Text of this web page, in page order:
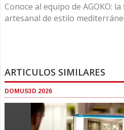
Conoce al equipo de AGOKO:
artesanal de estilo
ARTICULOS SIMILARES
DOMUS3D 2026